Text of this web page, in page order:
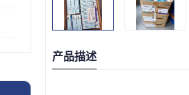
产品描述